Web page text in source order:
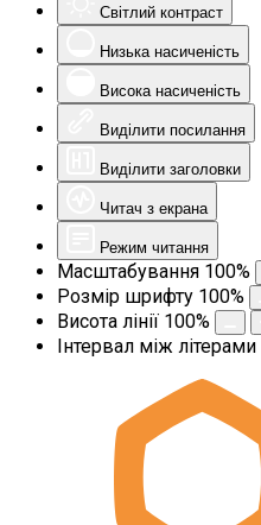
Світлий контраст
Низька насиченість
Висока насиченість
Виділити посилання
Виділити заголовки
Читач з екрана
Режим читання
Масштабування 100%
Розмір шрифту 100%
Висота лінії 100%
Інтервал між літерами